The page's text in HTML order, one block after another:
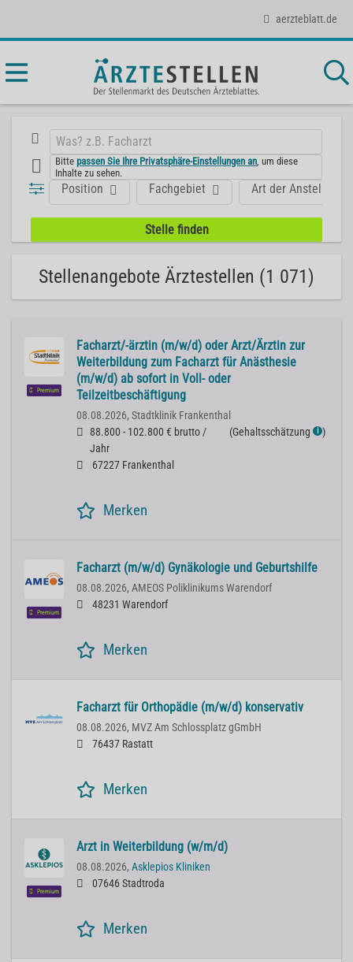
aerzteblatt.de
Bittepassen Sie Ihre Privatsphäre-Einstellungen an , um diese
Inhalte zu sehen.
Position Fachgebiet Art der Anstellung
Stellenangebote Ärztestellen (1 071)
Premium
Facharzt/-ärztin (m/w/d) oder Arzt/Ärztin zur
Weiterbildung zum Facharzt für Anästhesie
(m/w/d) ab sofort in Voll- oder
Teilzeitbeschäftigung
08.08.2026, Stadtklinik Frankenthal
88.800 - 102.800 € brutto /
Jahr
(Gehaltsschätzung ℹ )
67227 Frankenthal
Merken
Premium
Facharzt (m/w/d) Gynäkologie und Geburtshilfe
08.08.2026, AMEOS Poliklinikums Warendorf
48231 Warendorf
Merken
Facharzt für Orthopädie (m/w/d) konservativ
08.08.2026, MVZ Am Schlossplatz gGmbH
76437 Rastatt
Merken
Premium
Arzt in Weiterbildung (w/m/d)
08.08.2026, Asklepios Kliniken
07646 Stadtroda
Merken